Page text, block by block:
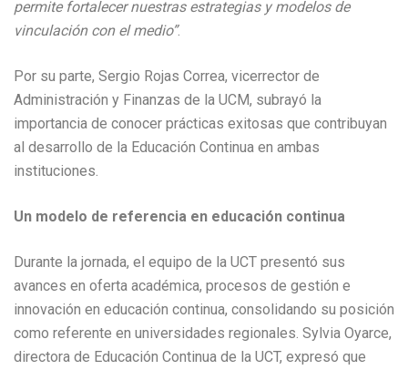
permite fortalecer nuestras estrategias y modelos de
vinculación con el medio”.
Por su parte, Sergio Rojas Correa, vicerrector de
Administración y Finanzas de la UCM, subrayó la
importancia de conocer prácticas exitosas que contribuyan
al desarrollo de la Educación Continua en ambas
instituciones.
Un modelo de referencia en educación continua
Durante la jornada, el equipo de la UCT presentó sus
avances en oferta académica, procesos de gestión e
innovación en educación continua, consolidando su posición
como referente en universidades regionales. Sylvia Oyarce,
directora de Educación Continua de la UCT, expresó que